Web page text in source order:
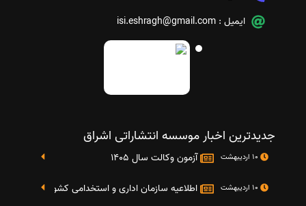
ایمیل : isi.eshragh@gmail.com
جدیدترین اخبار موسسه انتشاراتی اشراق
آزمون وکالت سال 1405
اطلاعیه سازمان اداری و استخدامی کشور در خصوص